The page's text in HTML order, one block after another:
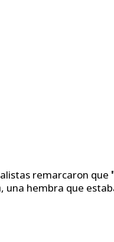
remarcaron que
, una hembra que